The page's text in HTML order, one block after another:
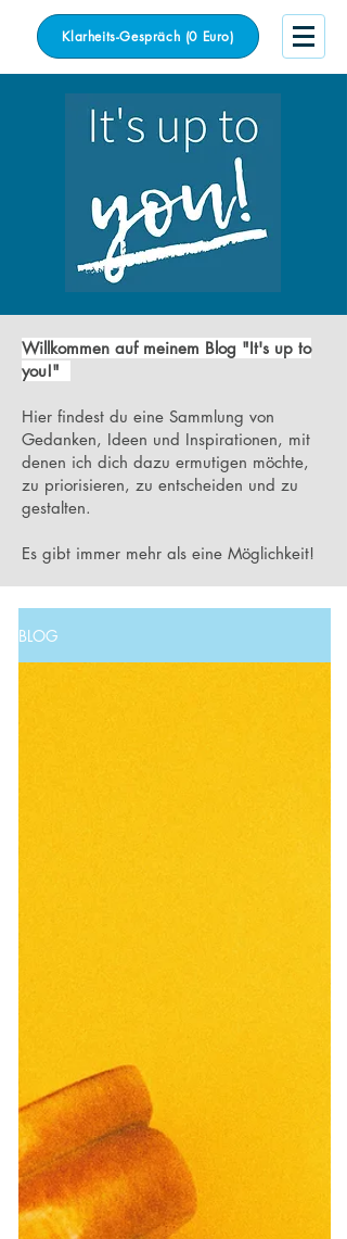
Klarheits-Gespräch (0 Euro)
Willkommen auf meinem Blog "It's up to
you!"
Hier findest du eine Sammlung von
Gedanken, Ideen und Inspirationen, mit
denen ich dich dazu ermutigen möchte,
zu priorisieren, zu entscheiden und zu
gestalten.
Es gibt immer mehr als eine Möglichkeit!
BLOG